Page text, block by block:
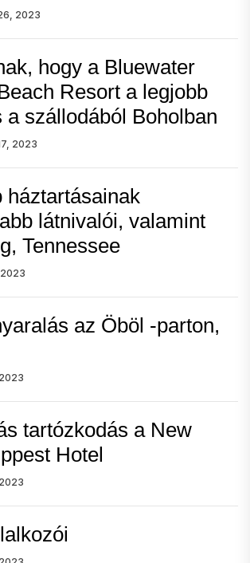
2023
hogy a Bluewater
Resort a legjobb
a szállodából Boholban
2023
háztartásainak
látnivalói, valamint
Tennessee
az Öböl -parton,
tartózkodás a New
Hotel